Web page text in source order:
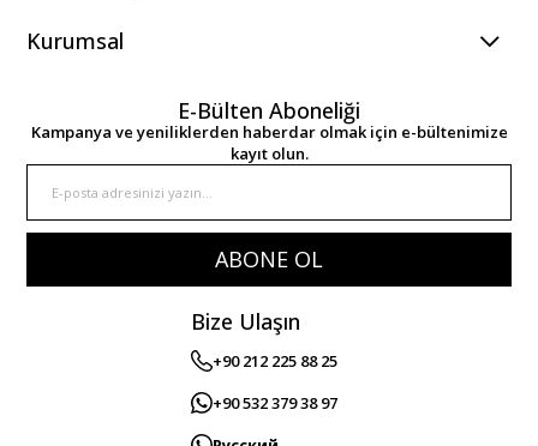
Kurumsal
E-Bülten Aboneliği
Kampanya ve yeniliklerden haberdar olmak için e-bültenimize
kayıt olun.
ABONE OL
Bize Ulaşın
+90 212 225 88 25
+90 532 379 38 97